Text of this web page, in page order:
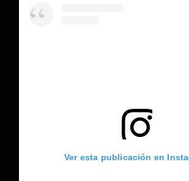
Ver esta publicación en